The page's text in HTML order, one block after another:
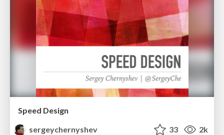
Speed Design
sergeychernyshev
33 2k